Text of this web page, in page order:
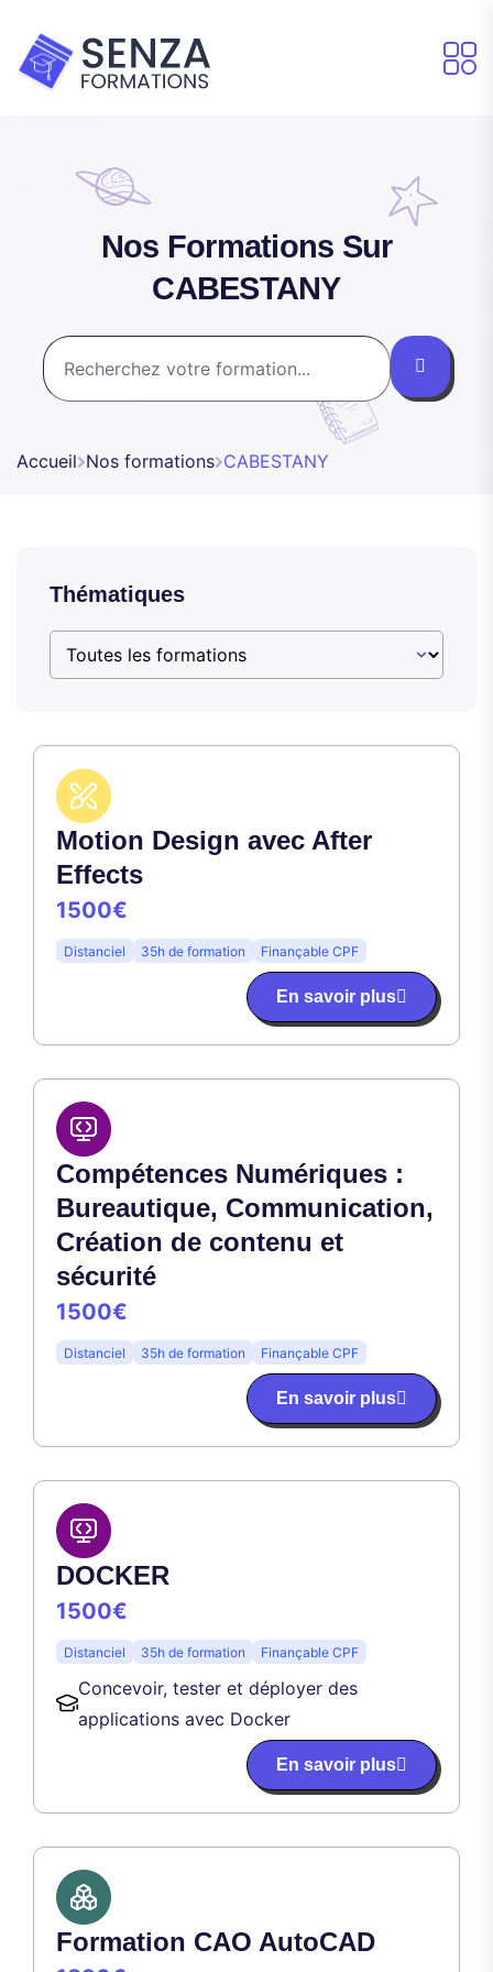
Nos Formations Sur
CABESTANY
Accueil Nos formations CABESTANY
Thématiques
Motion Design avec After
Effects
1500€
Distanciel 35h de formation Finançable CPF
En savoir plus
Compétences Numériques :
Bureautique, Communication,
Création de contenu et
sécurité
1500€
Distanciel 35h de formation Finançable CPF
En savoir plus
DOCKER
1500€
Distanciel 35h de formation Finançable CPF
Concevoir, tester et déployer des
applications avec Docker
En savoir plus
Formation CAO AutoCAD